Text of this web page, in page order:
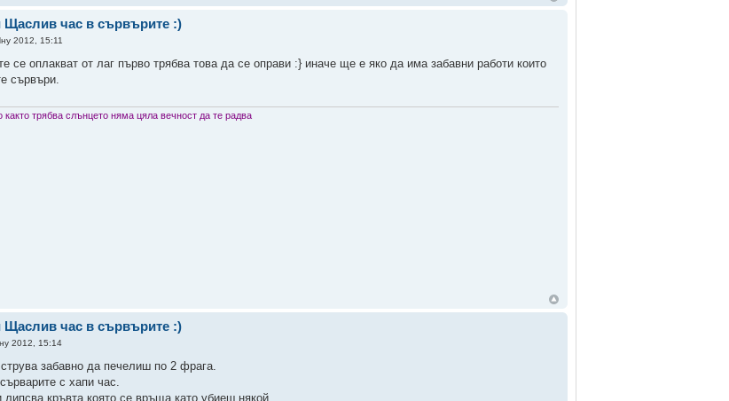
Щаслив час в сървърите :)
2012, 15:11
се оплакват от лаг първо трябва това да се оправи :} иначе ще е яко да има забавни работи които
сървъри.
трябва слънцето няма цяла вечност да те радва
Щаслив час в сървърите :)
2012, 15:14
забавно да печелиш по 2 фрага.
с хапи час.
кръвта която се връща като убиеш някой.